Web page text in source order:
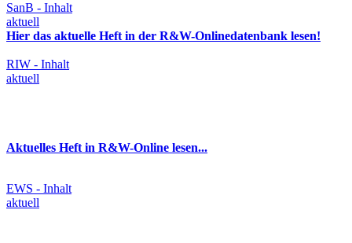
SanB - Inhalt
aktuell
Hier das aktuelle Heft in der R&W-Onlinedatenbank lesen!
RIW - Inhalt
aktuell
Aktuelles Heft in R&W-Online lesen...
EWS - Inhalt
aktuell